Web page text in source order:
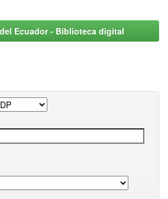
Ecuador - Biblioteca digital